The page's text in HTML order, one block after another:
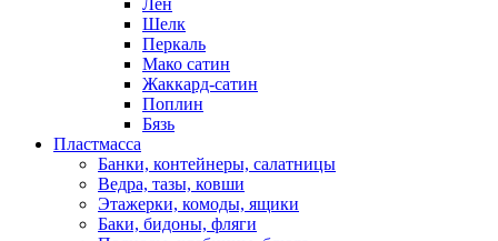
Шелк
Перкаль
Мако сатин
Жаккард-сатин
Поплин
Бязь
Пластмасса
Банки, контейнеры, салатницы
Ведра, тазы, ковши
Этажерки, комоды, ящики
Баки, бидоны, фляги